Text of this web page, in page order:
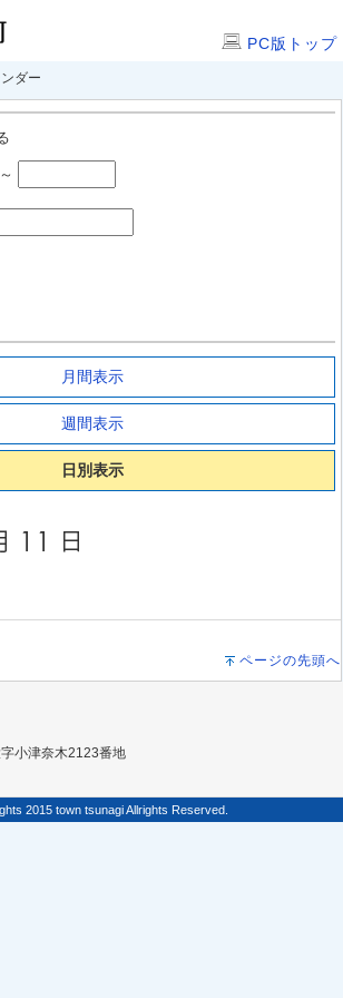
PC版トップ
ダー
～
月間表示
週間表示
日別表示
ページの先頭へ
小津奈木2123番地
2015 town tsunagi Allrights Reserved.